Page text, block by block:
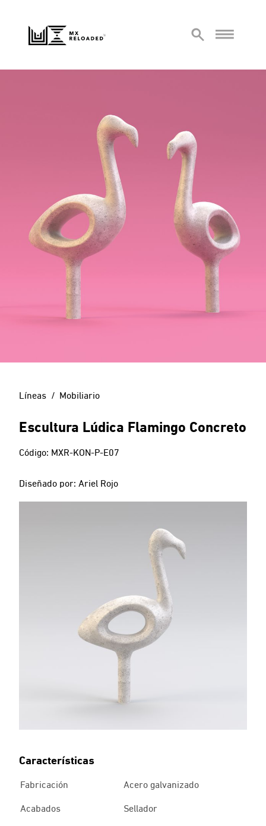
Líneas Mobiliario
Escultura Lúdica Flamingo Concreto
Código: MXR-KON-P-E07
Diseñado por: Ariel Rojo
Características
Fabricación
Acero galvanizado
Acabados
Sellador